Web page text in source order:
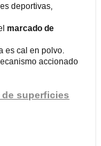
deportivas,
marcado de
es cal en polvo.
accionado
superficies